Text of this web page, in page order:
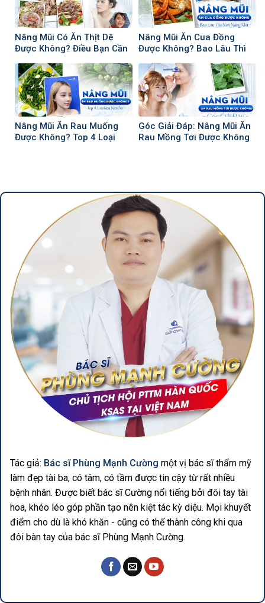
Nâng Mũi Có Ăn Thịt Dê
Được Không? Điều Bạn Cần
Nâng Mũi Ăn Cua Đồng
Được Không? Bao Lâu Thì
Nâng Mũi Ăn Rau Muống
Được Không? Top 4 Loại
Góc Giải Đáp: Nâng Mũi Ăn
Rau Mồng Tơi Được Không
Tác giả: Bác sĩ Phùng Mạnh Cường một vị bác sĩ thẩm mỹ
làm đẹp tài ba, có tâm, có tầm được tin cậy từ rất nhiều
bệnh nhân. Được biết bác sĩ Cường nổi tiếng bởi đôi tay tài
hoa, khéo léo góp phần tạo nên kiệt tác kỳ diệu. Mọi khuyết
điểm cho dù là khó khăn - cũng có thể thành công khi qua
đôi bàn tay của bác sĩ Phùng Mạnh Cường.